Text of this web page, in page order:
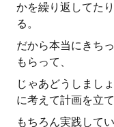
かを繰り返してた
る。
だから本当にきち
もらって、
じゃあどうしまし
に考えて計画を立て
もちろん実践して